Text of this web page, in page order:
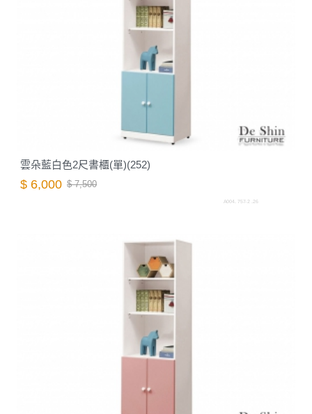
雲朵藍白色2尺書櫃(單)(252)
$ 6,000 $ 7,500
A004. 757-2 .26